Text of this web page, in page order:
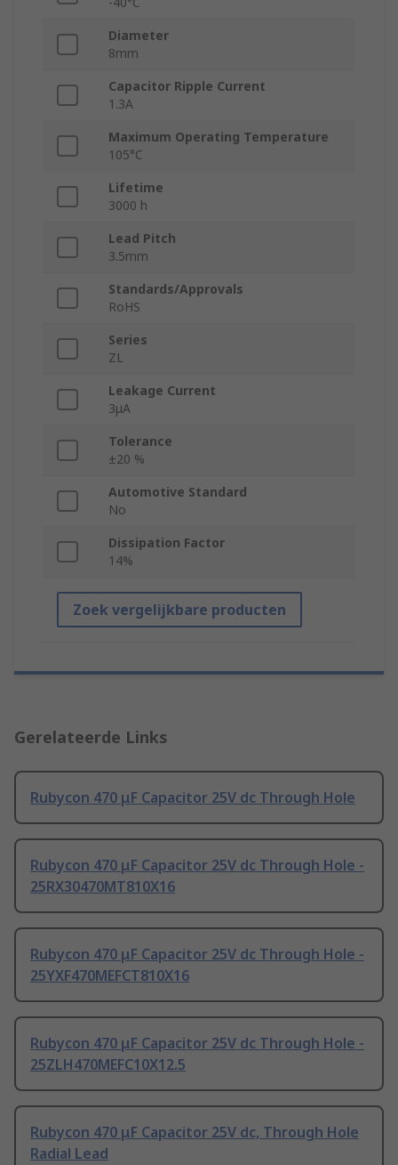
Diameter
8mm
Capacitor Ripple Current
1.3A
Maximum Operating Temperature
105°C
Lifetime
3000 h
Lead Pitch
3.5mm
Standards/Approvals
RoHS
Series
ZL
Leakage Current
3μA
Tolerance
±20 %
Automotive Standard
No
Dissipation Factor
14%
Zoek vergelijkbare producten
Gerelateerde Links
Rubycon 470 μF Capacitor 25V dc Through Hole
Rubycon 470 μF Capacitor 25V dc Through Hole -
25RX30470MT810X16
Rubycon 470 μF Capacitor 25V dc Through Hole -
25YXF470MEFCT810X16
Rubycon 470 μF Capacitor 25V dc Through Hole -
25ZLH470MEFC10X12.5
Rubycon 470 μF Capacitor 25V dc, Through Hole
Radial Lead